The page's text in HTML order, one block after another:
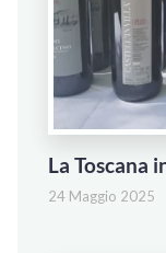
La Toscana
24 Maggio 2025